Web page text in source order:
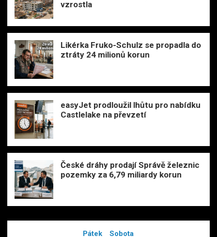
vzrostla
Likérka Fruko-Schulz se propadla do
ztráty 24 milionů korun
easyJet prodloužil lhůtu pro nabídku
Castlelake na převzetí
České dráhy prodají Správě železnic
pozemky za 6,79 miliardy korun
Pátek Sobota